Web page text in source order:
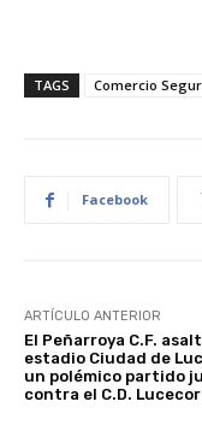
TAGS Comercio
Facebook
ARTÍCULO ANTERIOR
El Peñarroya C.F.
estadio Ciudad de
un polémico partido
contra el C.D. Lucecor